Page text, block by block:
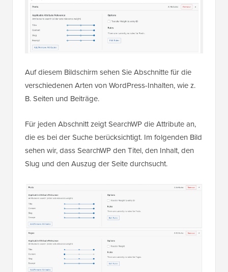
Auf diesem Bildschirm sehen Sie Abschnitte für die
verschiedenen Arten von WordPress-Inhalten, wie z.
B. Seiten und Beiträge.
Für jeden Abschnitt zeigt SearchWP die Attribute an,
die es bei der Suche berücksichtigt. Im folgenden Bild
sehen wir, dass SearchWP den Titel, den Inhalt, den
Slug und den Auszug der Seite durchsucht.